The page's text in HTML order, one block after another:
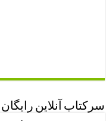
سرکتاب آنلاین رایگان